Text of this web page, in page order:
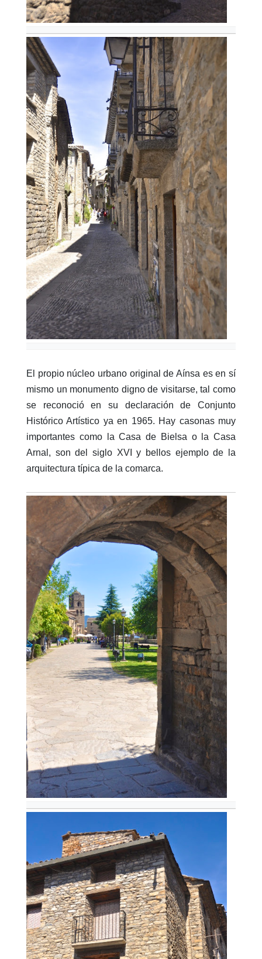
El propio núcleo urbano original de Aínsa es en sí
mismo un monumento digno de visitarse, tal como
se reconoció en su declaración de Conjunto
Histórico Artístico ya en 1965. Hay casonas muy
importantes como la Casa de Bielsa o la Casa
Arnal, son del siglo XVI y bellos ejemplo de la
arquitectura típica de la comarca.